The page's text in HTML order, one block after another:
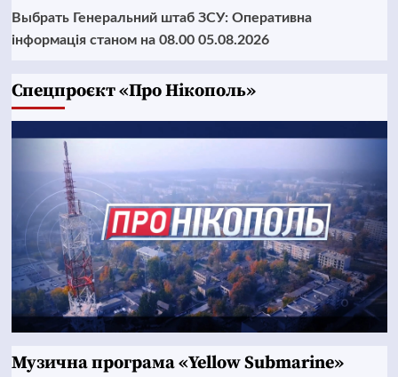
Выбрать Генеральний штаб ЗСУ: Оперативна
інформація станом на 08.00 05.08.2026
Cпецпроєкт «Про Нікополь»
Музична програма «Yellow Submarine»